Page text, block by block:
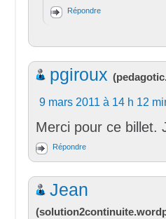
Répondre
pgiroux (
9 mars 2011 à 14 h 12
Merci pour ce billet.
Répondre
Jean
(